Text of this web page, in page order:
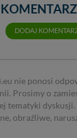
DODAJ
nie ponosi
Prosimy o
tematyki
obraźliwe,